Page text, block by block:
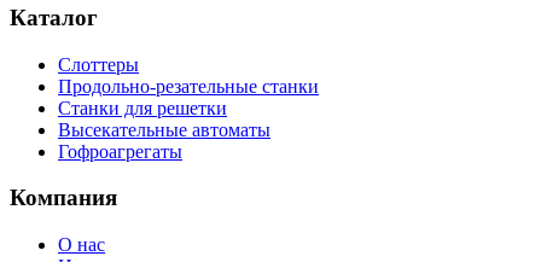
Каталог
Слоттеры
Продольно-резательные станки
Станки для решетки
Высекательные автоматы
Гофроагрегаты
Компания
О нас